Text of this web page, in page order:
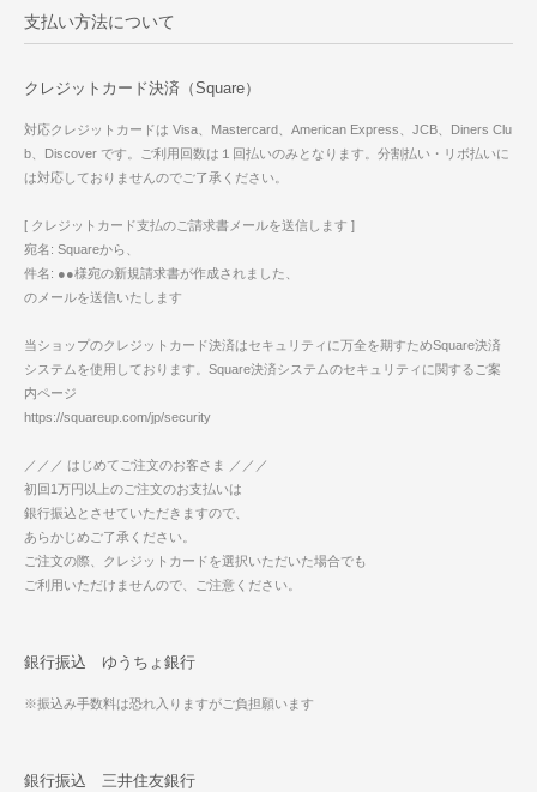
支払い方法について
クレジットカード決済（Square）
対応クレジットカードは Visa、Mastercard、American Express、JCB、Diners Clu
b、Discover です。ご利用回数は１回払いのみとなります。分割払い・リボ払いに
は対応しておりませんのでご了承ください。
[ クレジットカード支払のご請求書メールを送信します ]
宛名: Squareから、
件名: ●●様宛の新規請求書が作成されました、
のメールを送信いたします
当ショップのクレジットカード決済はセキュリティに万全を期すためSquare決済
システムを使用しております。Square決済システムのセキュリティに関するご案
内ページ
https://squareup.com/jp/security
／／／ はじめてご注文のお客さま ／／／
初回1万円以上のご注文のお支払いは
銀行振込とさせていただきますので、
あらかじめご了承ください。
ご注文の際、クレジットカードを選択いただいた場合でも
ご利用いただけませんので、ご注意ください。
銀行振込 ゆうちょ銀行
※振込み手数料は恐れ入りますがご負担願います
銀行振込 三井住友銀行